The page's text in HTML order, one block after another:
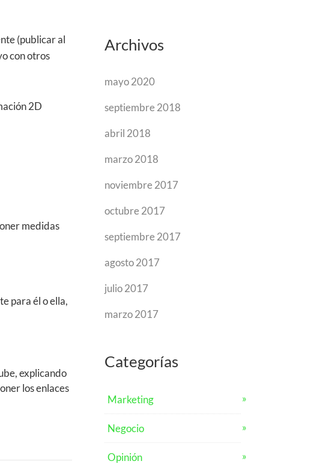
(publicar al
con otros
2D
medidas
para él o ella,
explicando
los enlaces
Archivos
mayo 2020
septiembre 2018
abril 2018
marzo 2018
noviembre 2017
octubre 2017
septiembre 2017
agosto 2017
julio 2017
marzo 2017
Categorías
Marketing
Negocio
Opinión